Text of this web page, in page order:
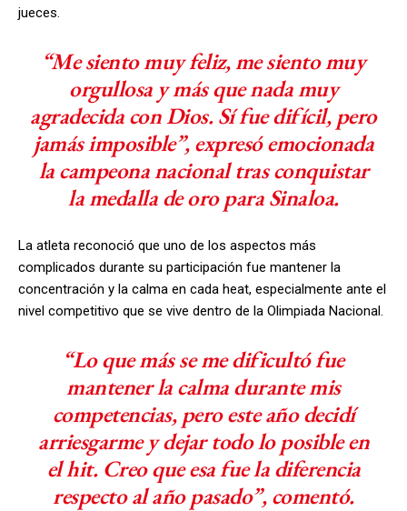
jueces.
“Me siento muy feliz, me siento muy
orgullosa y más que nada muy
agradecida con Dios. Sí fue difícil, pero
jamás imposible”, expresó emocionada
la campeona nacional tras conquistar
la medalla de oro para Sinaloa.
La atleta reconoció que uno de los aspectos más
complicados durante su participación fue mantener la
concentración y la calma en cada heat, especialmente ante el
nivel competitivo que se vive dentro de la Olimpiada Nacional.
“Lo que más se me dificultó fue
mantener la calma durante mis
competencias, pero este año decidí
arriesgarme y dejar todo lo posible en
el hit. Creo que esa fue la diferencia
respecto al año pasado”, comentó.